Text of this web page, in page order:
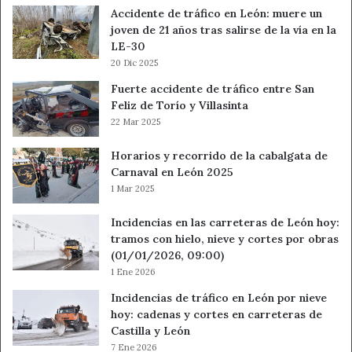
ASOCIACIÓN ALCOHÓLICOS
REHABILITADOS -ARLE-
Apoyo Global
FUNDACIÓN TUTELAR FECLEM
FEDERACIÓN DE ASOCIACIONES DE
PERSONAS SORDAS DE CASTILLA Y LEÓN
Intérpretes de
provincia de
ASOCIACIÓN ALCOHÓLICOS
REHABILITADOS DE MARAGATERÍA Y
BIERZO -ARMABI-
ALFAEM SALUD MENTAL LEÓN
“Mi vida frente
ASOCIACIÓN DE FAMILIARES Y AMIGOS
DEL SORDO DE LEÓN -ASFAS LEÓN-
psicología
especializado
Accidente de tráfico en León: muere un
joven de 21 años tras salirse de la vía en la
LE-30
20 Dic 2025
Fuerte accidente de tráfico entre San
Feliz de Torío y Villasinta
22 Mar 2025
Horarios y recorrido de la cabalgata de
Carnaval en León 2025
1 Mar 2025
Incidencias en las carreteras de León hoy:
tramos con hielo, nieve y cortes por obras
(01/01/2026, 09:00)
1 Ene 2026
Incidencias de tráfico en León por nieve
hoy: cadenas y cortes en carreteras de
Castilla y León
7 Ene 2026